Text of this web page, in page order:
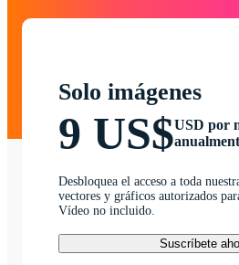
Solo imágenes
9 US$USD por
Desbloquea el acceso a toda
vectores y gráficos autorizados
Vídeo no incluido.
Suscríbete